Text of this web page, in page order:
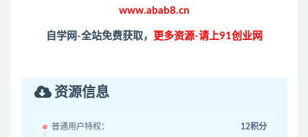
www.abab8.cn
自学网-全站免费获取， 更多资源-请上91创业网
资源信息
普通用户特权： 12积分